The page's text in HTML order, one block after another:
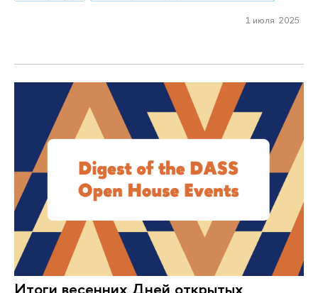
1 июля 2025